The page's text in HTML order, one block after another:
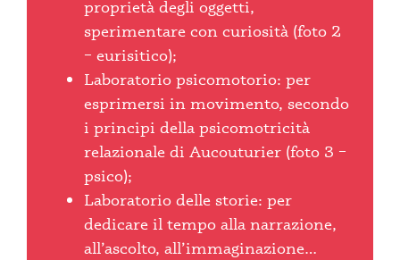
proprietà degli oggetti,
sperimentare con curiosità (foto 2
– eurisitico);
Laboratorio psicomotorio: per
esprimersi in movimento, secondo
i principi della psicomotricità
relazionale di Aucouturier (foto 3 –
psico);
Laboratorio delle storie: per
dedicare il tempo alla narrazione,
all’ascolto, all’immaginazione…